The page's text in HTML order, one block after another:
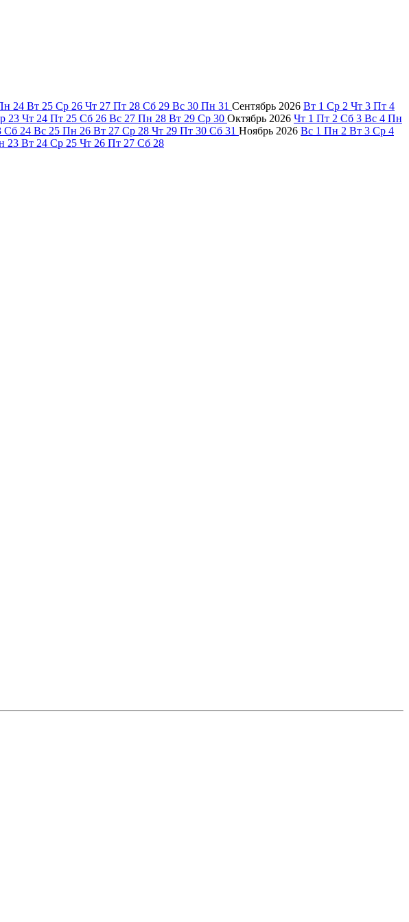
24 Вт 25 Ср 26 Чт 27 Пт 28 Сб 29 Вс 30 Пн 31 Сентябрь 2026 Вт 1 Ср 2 Чт 3 Пт 4
23 Чт 24 Пт 25 Сб 26 Вс 27 Пн 28 Вт 29 Ср 30 Октябрь 2026 Чт 1 Пт 2 Сб 3 Вс 4 Пн
Сб 24 Вс 25 Пн 26 Вт 27 Ср 28 Чт 29 Пт 30 Сб 31 Ноябрь 2026 Вс 1 Пн 2 Вт 3 Ср 4
23 Вт 24 Ср 25 Чт 26 Пт 27 Сб 28